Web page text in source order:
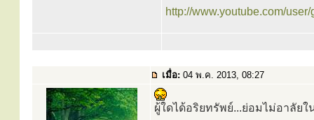
http://www.youtube.com/
เมื่อ: 04 พ.ค. 2013, 08:27
ผู้ใดได้อริยทรัพย์...ย่อมไม่อาลัย